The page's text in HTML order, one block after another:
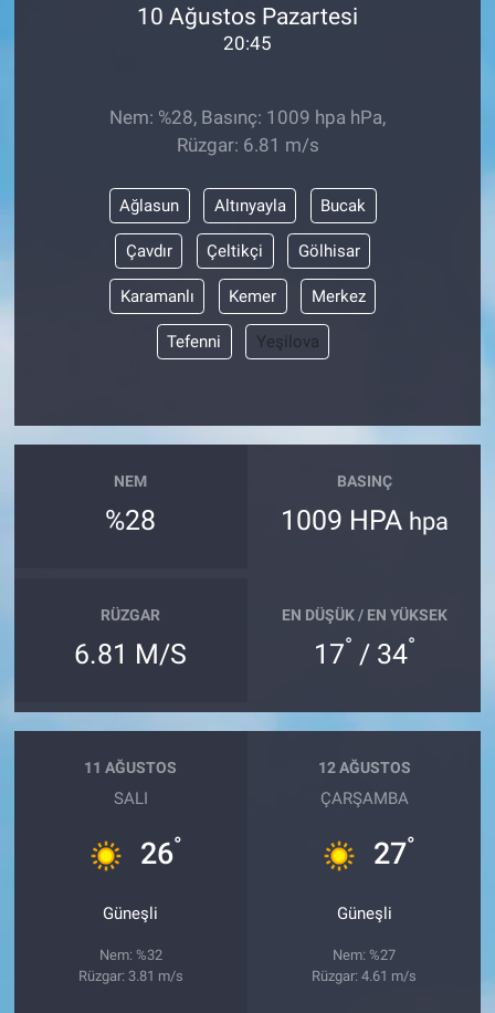
10 Ağustos Pazartesi
20:45
Nem: %28, Basınç: 1009 hpa hPa,
Rüzgar: 6.81 m/s
Ağlasun Altınyayla Bucak
Çavdır Çeltikçi Gölhisar
Karamanlı Kemer Merkez
Tefenni Yeşilova
NEM
%28
BASINÇ
1009 HPA hpa
RÜZGAR
6.81 M/S
EN DÜŞÜK / EN YÜKSEK
17° / 34°
11 AĞUSTOS
SALI
26°
Güneşli
Nem: %32
Rüzgar: 3.81 m/s
12 AĞUSTOS
ÇARŞAMBA
27°
Güneşli
Nem: %27
Rüzgar: 4.61 m/s